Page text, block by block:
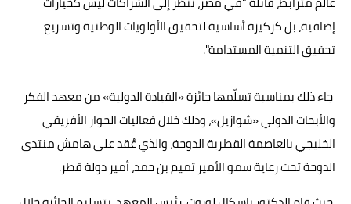
إضافية، بل كركيزة أساسية لتحقيق الأولويات الوطنية وتسريع
تحقيق التنمية المستدامة".
جاء ذلك بمناسبة تسلّمها جائزة «القيادة الدولية» من معهد الفكر
والأبحاث الدولي «شوازيل»، وذلك خلال فعاليات الحوار الأفريقي
الخليجي بالعاصمة القطرية الدوحة، والذي عُقد على هامش منتدى
الدوحة تحت رعاية سمو الأمير تميم بن حمد، أمير دولة قطر.